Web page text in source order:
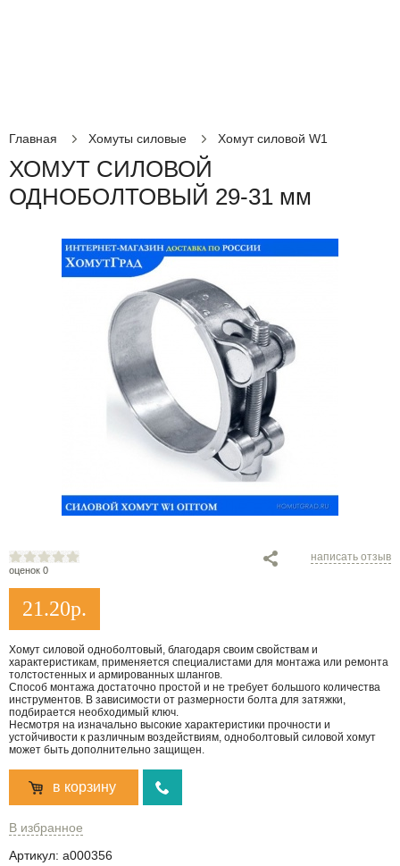
Главная Хомуты силовые Хомут силовой W1
ХОМУТ СИЛОВОЙ
ОДНОБОЛТОВЫЙ 29-31 мм
оценок 0
написать отзыв
21.20р.
Хомут силовой одноболтовый, благодаря своим свойствам и
характеристикам, применяется специалистами для монтажа или ремонта
толстостенных и армированных шлангов.
Способ монтажа достаточно простой и не требует большого количества
инструментов. В зависимости от размерности болта для затяжки,
подбирается необходимый ключ.
Несмотря на изначально высокие характеристики прочности и
устойчивости к различным воздействиям, одноболтовый силовой хомут
может быть дополнительно защищен.
в корзину
В избранное
Артикул: a000356